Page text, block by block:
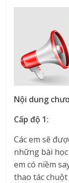
Nội dung
Cấp độ 1:
Các em sẽ
những bài học
em có niềm
thao tác chuột